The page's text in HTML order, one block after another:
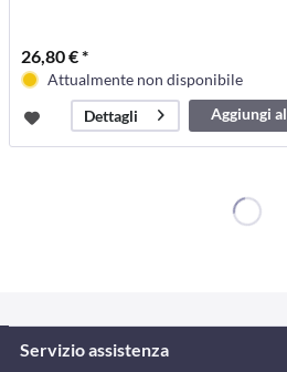
26,80 € *
Attualmente non disponibile
Dettagli
Aggiungi al
carrello
Servizio assistenza